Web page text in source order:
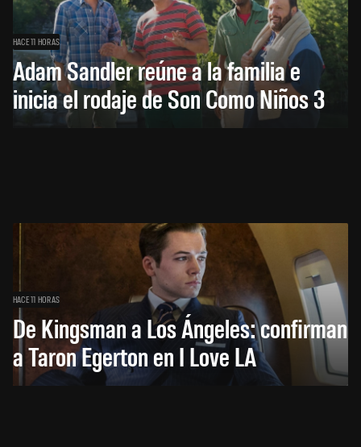
HACE 11 HORAS
Adam Sandler reúne a la familia e
inicia el rodaje de Son Como Niños 3
HACE 11 HORAS
De Kingsman a Los Ángeles: confirman
a Taron Egerton en I Love LA